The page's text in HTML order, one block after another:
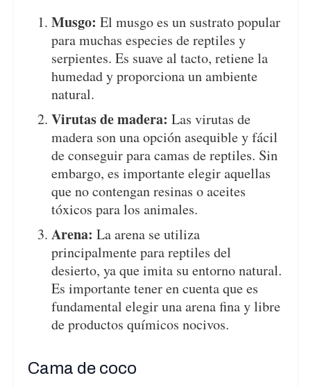
Musgo: El musgo es un sustrato popular
para muchas especies de reptiles y
serpientes. Es suave al tacto, retiene la
humedad y proporciona un ambiente
natural.
Virutas de madera: Las virutas de
madera son una opción asequible y fácil
de conseguir para camas de reptiles. Sin
embargo, es importante elegir aquellas
que no contengan resinas o aceites
tóxicos para los animales.
Arena: La arena se utiliza
principalmente para reptiles del
desierto, ya que imita su entorno natural.
Es importante tener en cuenta que es
fundamental elegir una arena fina y libre
de productos químicos nocivos.
Cama de coco